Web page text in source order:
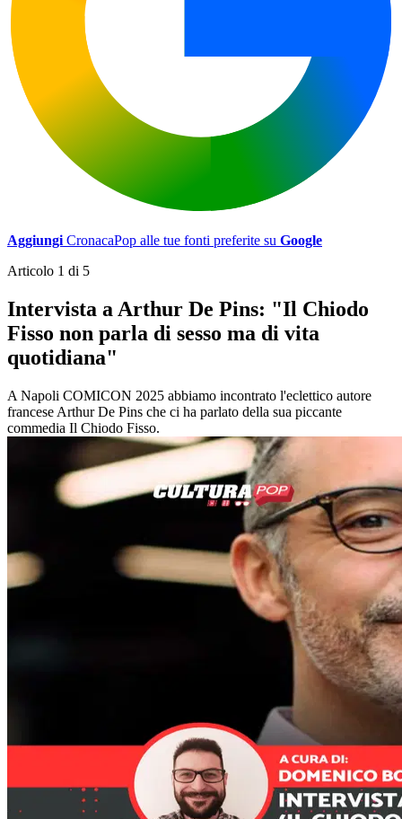
Aggiungi CronacaPop alle tue fonti preferite su Google
Articolo 1 di 5
Intervista a Arthur De Pins: "Il Chiodo
Fisso non parla di sesso ma di vita
quotidiana"
A Napoli COMICON 2025 abbiamo incontrato l'eclettico autore
francese Arthur De Pins che ci ha parlato della sua piccante
commedia Il Chiodo Fisso.